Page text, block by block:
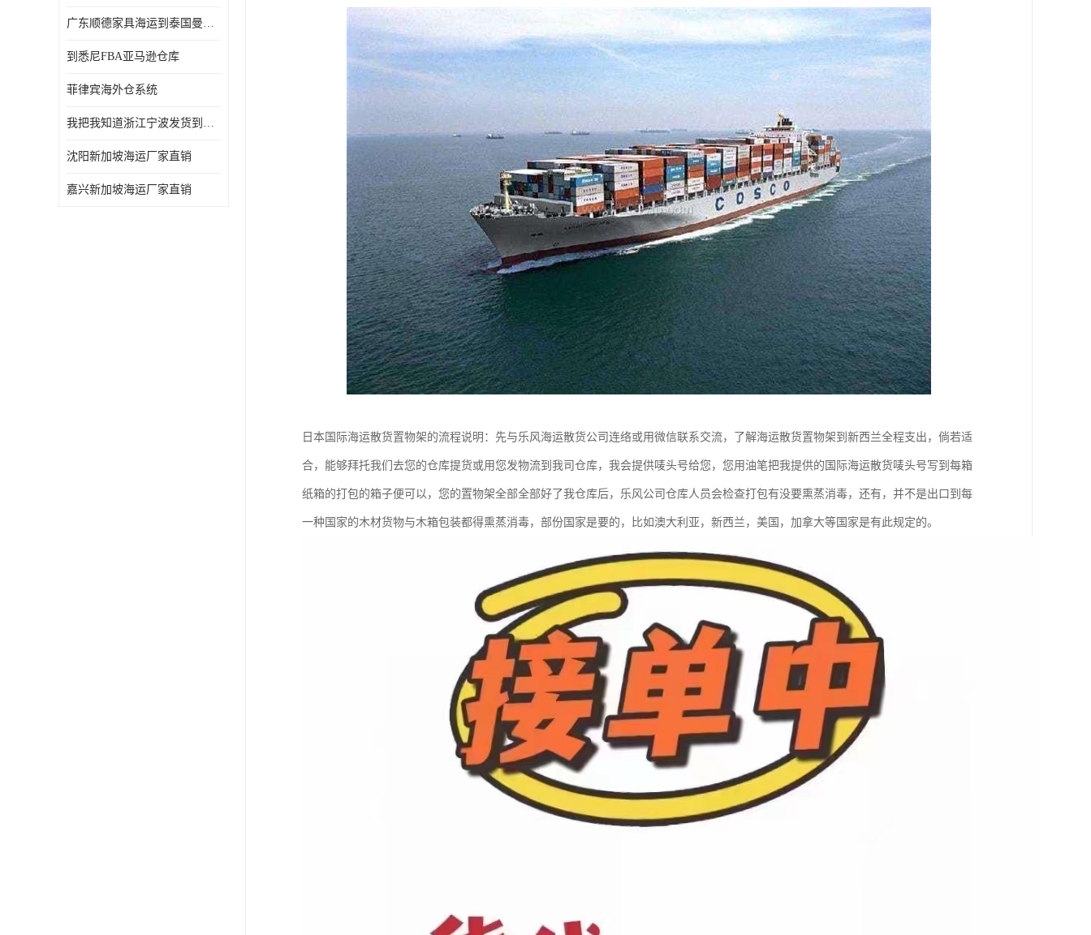
广东顺德家具海运到泰国曼谷需要提供什么资料给海运公司呢
到悉尼FBA亚马逊仓库
菲律宾海外仓系统
我把我知道浙江宁波发货到菲律宾马尼拉海运流程告诉您
沈阳新加坡海运厂家直销
嘉兴新加坡海运厂家直销
日本国际海运散货置物架的流程说明：先与乐风海运散货公司连络或用微信联系交流，了解海运散货置物架到新西兰全程支出，倘若适
合，能够拜托我们去您的仓库提货或用您发物流到我司仓库，我会提供唛头号给您，您用油笔把我提供的国际海运散货唛头号写到每箱
纸箱的打包的箱子便可以，您的置物架全部全部好了我仓库后，乐风公司仓库人员会检查打包有没要熏蒸消毒，还有，并不是出口到每
一种国家的木材货物与木箱包装都得熏蒸消毒，部份国家是要的，比如澳大利亚，新西兰，美国，加拿大等国家是有此规定的。